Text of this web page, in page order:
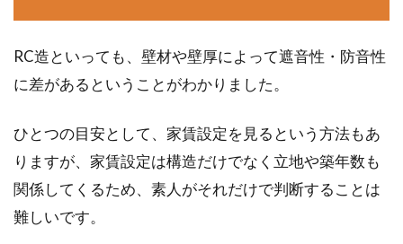
RC造といっても、壁材や壁厚によって遮音性・防音性
に差があるということがわかりました。
ひとつの目安として、家賃設定を見るという方法もあ
りますが、家賃設定は構造だけでなく立地や築年数も
関係してくるため、素人がそれだけで判断することは
難しいです。